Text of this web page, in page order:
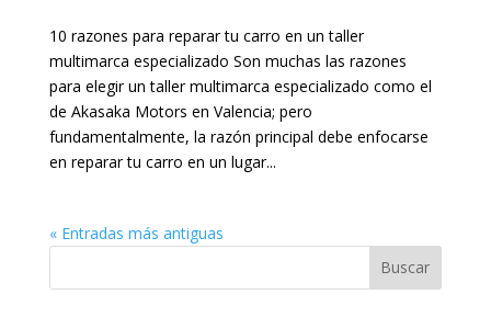
10 razones para reparar tu carro en un taller
multimarca especializado Son muchas las razones
para elegir un taller multimarca especializado como el
de Akasaka Motors en Valencia; pero
fundamentalmente, la razón principal debe enfocarse
en reparar tu carro en un lugar...
« Entradas más antiguas